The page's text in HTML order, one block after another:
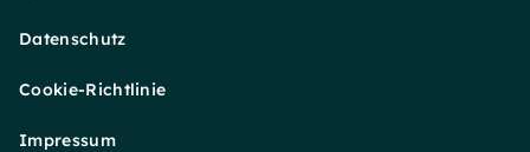
Datenschutz
Cookie-Richtlinie
Impressum